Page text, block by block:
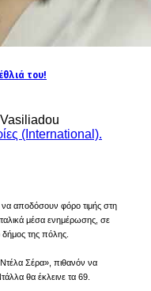
του!
(International).
να αποδόσουν φόρο τιμής στη
μέσα ενημέρωσης, σε
της πόλης.
Σέρα», πιθανόν να
θα έκλεινε τα 69.